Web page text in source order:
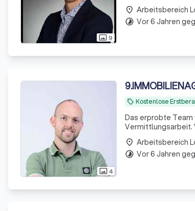
photo_size_select_actual 9
place Arbeitsbereich
timelapse Vor 6 Jahren
photo_size_select_actual4
9.
local_offer Kostenlose
Das erprobte Team
Vermittlungsarbeit.
Beteiligten. Hinter dem Gründer, Stanley Hess, steht ein Team aus erfahrenen und qualifizierten
Immobiliene
place Arbeitsbereich
timelapse Vor 6 Jahren